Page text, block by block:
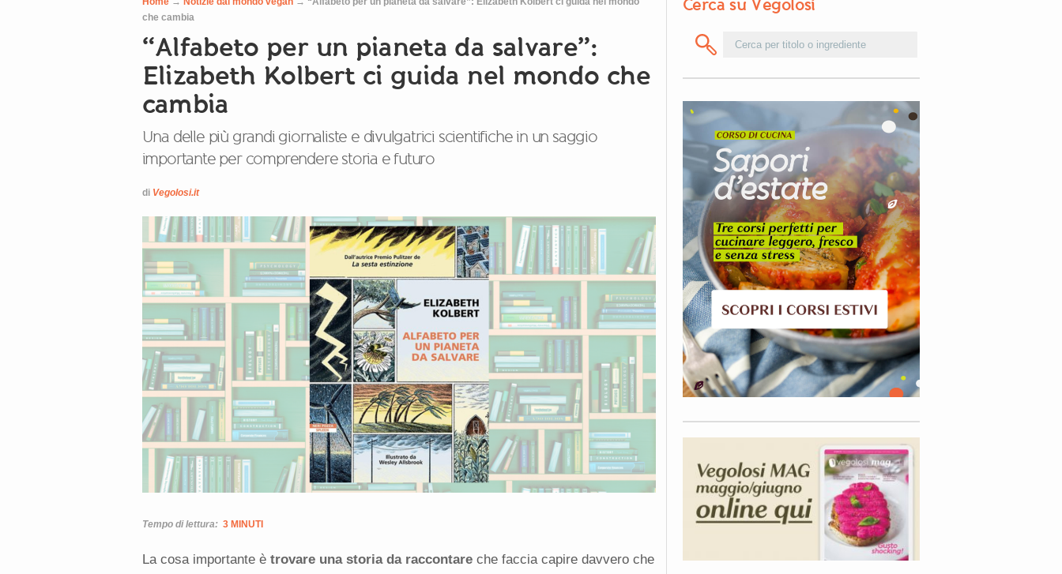
che cambia
“Alfabeto per un pianeta da salvare”:
Elizabeth Kolbert ci guida nel mondo che
cambia
Una delle più grandi giornaliste e divulgatrici scientifiche in un saggio
importante per comprendere storia e futuro
di Vegolosi.it
Tempo di lettura: 3 MINUTI
La cosa importante è trovare una storia da raccontare che faccia capire davvero che
Cerca su Vegolosi